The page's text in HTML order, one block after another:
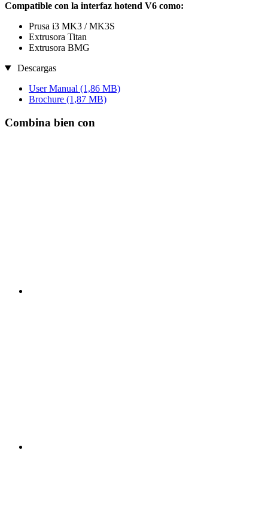
Compatible con la interfaz hotend V6 como:
Prusa i3 MK3 / MK3S
Extrusora Titan
Extrusora BMG
Descargas
User Manual (1,86 MB)
Brochure (1,87 MB)
Combina bien con